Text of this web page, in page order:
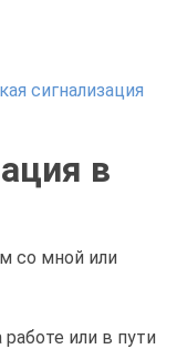
сигнализация
в
со мной или
или в пути